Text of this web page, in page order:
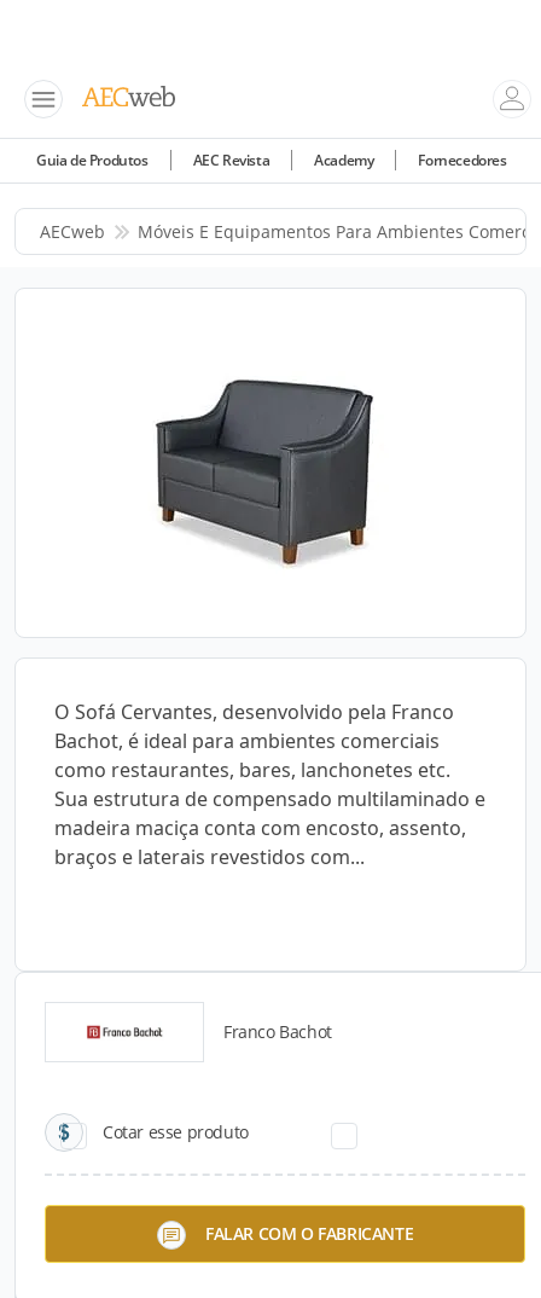
Guia de Produtos AEC Revista Academy Fornecedores
AECweb Móveis E Equipamentos Para Ambientes
O Sofá Cervantes, desenvolvido pela Franco
Bachot, é ideal para ambientes comerciais
como restaurantes, bares, lanchonetes etc.
Sua estrutura de compensado multilaminado e
madeira maciça conta com encosto, assento,
braços e laterais revestidos com...
Franco Bachot
Cotar esse produto
FALAR COM O FABRICANTE
Catálogos para Download